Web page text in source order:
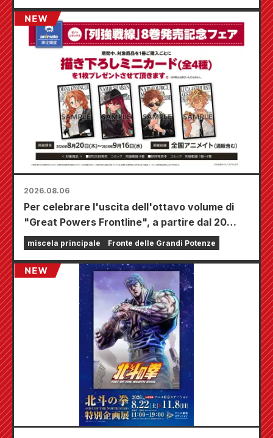
2026.08.06
Per celebrare l'uscita dell'ottavo volume di
"Great Powers Frontline", a partire dal 20
agosto si terrà una fiera a tempo limitato
presso i negozi Animate di tutta la nazione,
dove potrete aggiudicarvi una mini card
disegnata appositamente (4 tipi in totale)!
miscela principale Fronte delle Grandi Potenze